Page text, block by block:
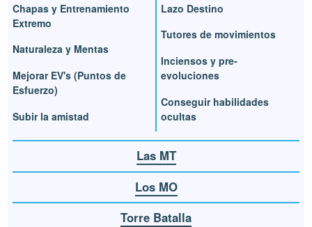
Chapas y Entrenamiento
Extremo
Naturaleza y Mentas
Mejorar EV's (Puntos de
Esfuerzo)
Subir la amistad
Lazo Destino
Tutores de movimientos
Inciensos y pre-
evoluciones
Conseguir habilidades
ocultas
Las MT
Los MO
Torre Batalla